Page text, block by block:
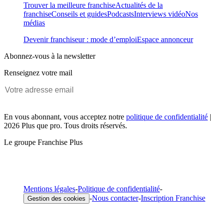
Trouver la meilleure franchiseActualités de la
franchiseConseils et guidesPodcastsInterviews vidéoNos
médias
Devenir franchiseur : mode d’emploiEspace annonceur
Abonnez-vous à la newsletter
Renseignez votre mail
En vous abonnant, vous acceptez notre politique de confidentialité |
2026 Plus que pro. Tous droits réservés.
Le groupe Franchise Plus
Mentions légales-Politique de confidentialité-
Gestion des cookies -Nous contacter-Inscription Franchise